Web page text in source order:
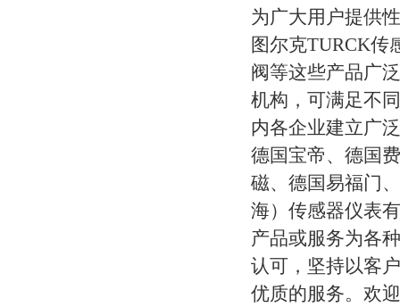
为广大用户提供
图尔克TURCK传
阀等这些产品广
机构，可满足不
内各企业建立广
德国宝帝、德国
磁、德国易福门
海）传感器仪表
产品或服务为各
认可，坚持以客
优质的服务。欢